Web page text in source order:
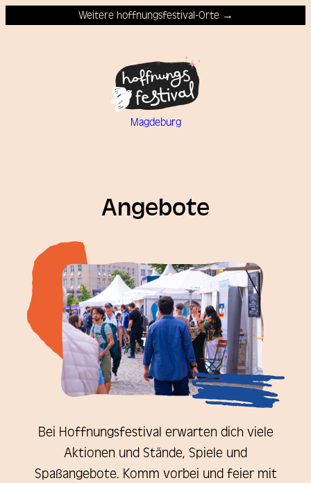
Weitere hoffnungsfestival-Orte →
Magdeburg
Angebote
Bei Hoffnungsfestival erwarten dich viele
Aktionen und Stände, Spiele und
Spaßangebote. Komm vorbei und feier mit